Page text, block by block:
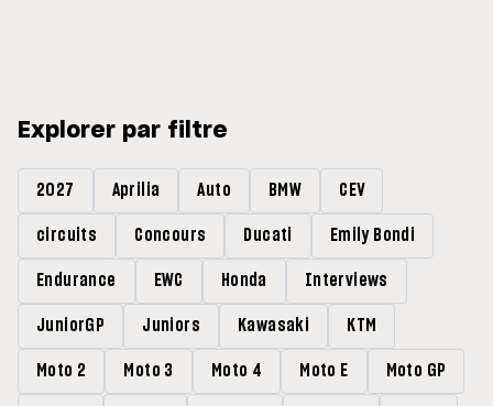
Explorer par filtre
2027 Aprilia Auto BMW CEV
circuits Concours Ducati Emily Bondi
Endurance EWC Honda Interviews
JuniorGP Juniors Kawasaki KTM
Moto 2 Moto 3 Moto 4 Moto E Moto GP